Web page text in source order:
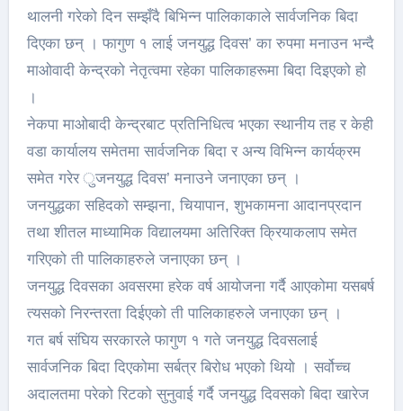
थालनी गरेको दिन सम्झँदै बिभिन्न पालिकाकाले सार्वजनिक बिदा
दिएका छन् । फागुण १ लाई जनयुद्ध दिवस’ का रुपमा मनाउन भन्दै
माओवादी केन्द्रको नेतृत्वमा रहेका पालिकाहरूमा बिदा दिइएको हो
।
नेकपा माओबादी केन्द्रबाट प्रतिनिधित्व भएका स्थानीय तह र केही
वडा कार्यालय समेतमा सार्वजनिक बिदा र अन्य विभिन्न कार्यक्रम
समेत गरेर ुजनयुद्ध दिवस’ मनाउने जनाएका छन् ।
जनयुद्धका सहिदको सम्झना, चियापान, शुभकामना आदानप्रदान
तथा शीतल माध्यामिक विद्यालयमा अतिरिक्त क्रियाकलाप समेत
गरिएको ती पालिकाहरुले जनाएका छन् ।
जनयुद्ध दिवसका अवसरमा हरेक वर्ष आयोजना गर्दै आएकोमा यसबर्ष
त्यसको निरन्तरता दिईएको ती पालिकाहरुले जनाएका छन् ।
गत बर्ष संघिय सरकारले फागुण १ गते जनयुद्ध दिवसलाई
सार्वजनिक बिदा दिएकोमा सर्बत्र बिरोध भएको थियो । सर्वोच्च
अदालतमा परेको रिटको सुनुवाई गर्दै जनयुद्ध दिवसको बिदा खारेज